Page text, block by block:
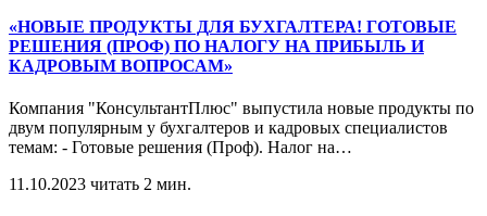
«НОВЫЕ ПРОДУКТЫ ДЛЯ БУХГАЛТЕРА! ГОТОВЫЕ
РЕШЕНИЯ (ПРОФ) ПО НАЛОГУ НА ПРИБЫЛЬ И
КАДРОВЫМ ВОПРОСАМ»
Компания "КонсультантПлюс" выпустила новые продукты по
двум популярным у бухгалтеров и кадровых специалистов
темам: - Готовые решения (Проф). Налог на…
11.10.2023 читать 2 мин.